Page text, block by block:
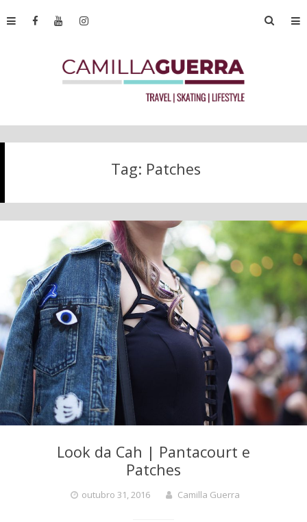
Tag: Patches
Look da Cah | Pantacourt e
Patches
outubro 31, 2016 Camilla Guerra